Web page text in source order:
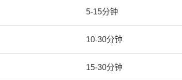
5-15分钟
10-30分钟
15-30分钟